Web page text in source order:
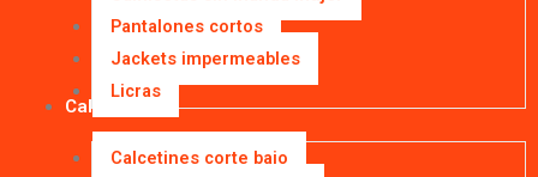
Pantalones cortos
Jackets impermeables
Licras
Calcetines
Calcetines corte bajo